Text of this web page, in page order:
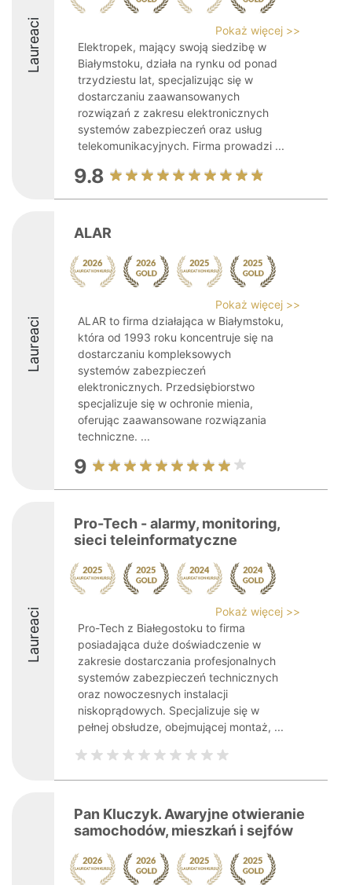
Laureaci
Pokaż więcej >>
Elektropek, mający swoją siedzibę w
Białymstoku, działa na rynku od ponad
trzydziestu lat, specjalizując się w
dostarczaniu zaawansowanych
rozwiązań z zakresu elektronicznych
systemów zabezpieczeń oraz usług
telekomunikacyjnych. Firma prowadzi ...
9.8
Laureaci
ALAR
Pokaż więcej >>
ALAR to firma działająca w Białymstoku,
która od 1993 roku koncentruje się na
dostarczaniu kompleksowych
systemów zabezpieczeń
elektronicznych. Przedsiębiorstwo
specjalizuje się w ochronie mienia,
oferując zaawansowane rozwiązania
techniczne. ...
9
Laureaci
Pro-Tech - alarmy, monitoring,
sieci teleinformatyczne
Pokaż więcej >>
Pro-Tech z Białegostoku to firma
posiadająca duże doświadczenie w
zakresie dostarczania profesjonalnych
systemów zabezpieczeń technicznych
oraz nowoczesnych instalacji
niskoprądowych. Specjalizuje się w
pełnej obsłudze, obejmującej montaż, ...
Pan Kluczyk. Awaryjne otwieranie
samochodów, mieszkań i sejfów